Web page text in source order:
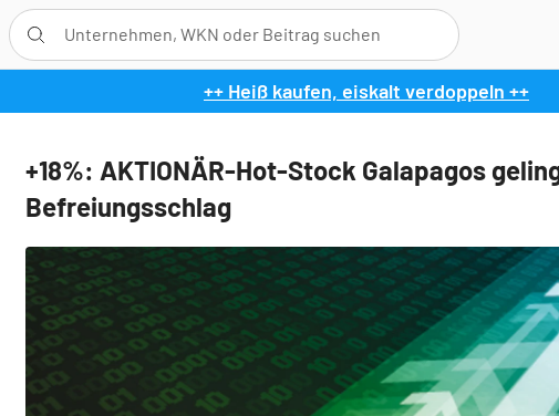
++ Heiß kaufen, eiskalt verdoppeln ++
+18%: AKTIONÄR-Hot-Stock Galapagos
Befreiungsschlag